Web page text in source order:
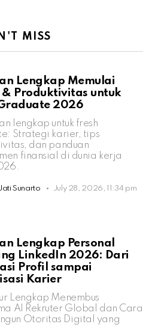
MISS
Lengkap Memulai
& Produktivitas untuk
2026
lengkap untuk fresh
Strategi karier, tips
dan panduan
finansial di dunia kerja
Sunarto July 28, 2026, 11:34 pm
Lengkap Personal
LinkedIn 2026: Dari
Profil sampai
Karier
Lengkap Menembus
AI Rekruter Global dan Cara
Otoritas Digital yang